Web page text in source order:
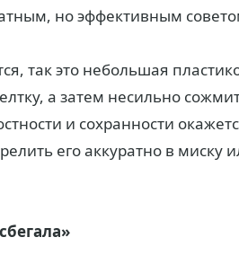
но эффективным
так это небольшая
а затем несильно
и сохранности
его аккуратно в миску